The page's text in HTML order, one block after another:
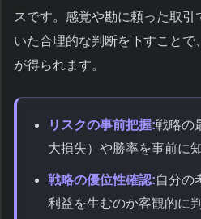
スです。感覚や勘に頼った取
いた合理的な判断を下すことで
が得られます。
リスクの事前把握:戦略の
大損失）や勝率を事前に
戦略の優位性確認:自分の
利益を生むのか客観的に